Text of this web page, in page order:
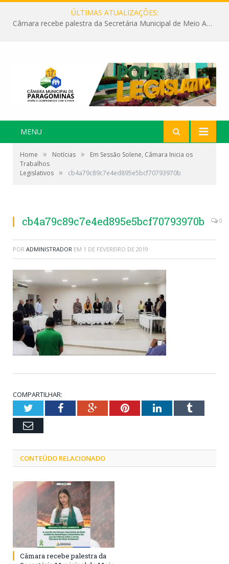
ÚLTIMAS ATUALIZAÇÕES:
Câmara recebe palestra da Secretária Municipal de Meio Ambiente sobre as ações da “SEMANA DO MEIO AMBIENTE”
MENU
Home » Notícias »
Em Sessão Solene, Câmara Inicia os
Trabalhos
Legislativos » cb4a79c89c7e4ed895e5bcf70793970b
cb4a79c89c7e4ed895e5bcf70793970b 0
POR ADMINISTRADOR EM 1 DE FEVEREIRO DE 2019
COMPARTILHAR:
TwitterFacebookGoogle+PinterestLinkedInTumblr
Email
CONTEÚDO RELACIONADO
Câmara recebe palestra da